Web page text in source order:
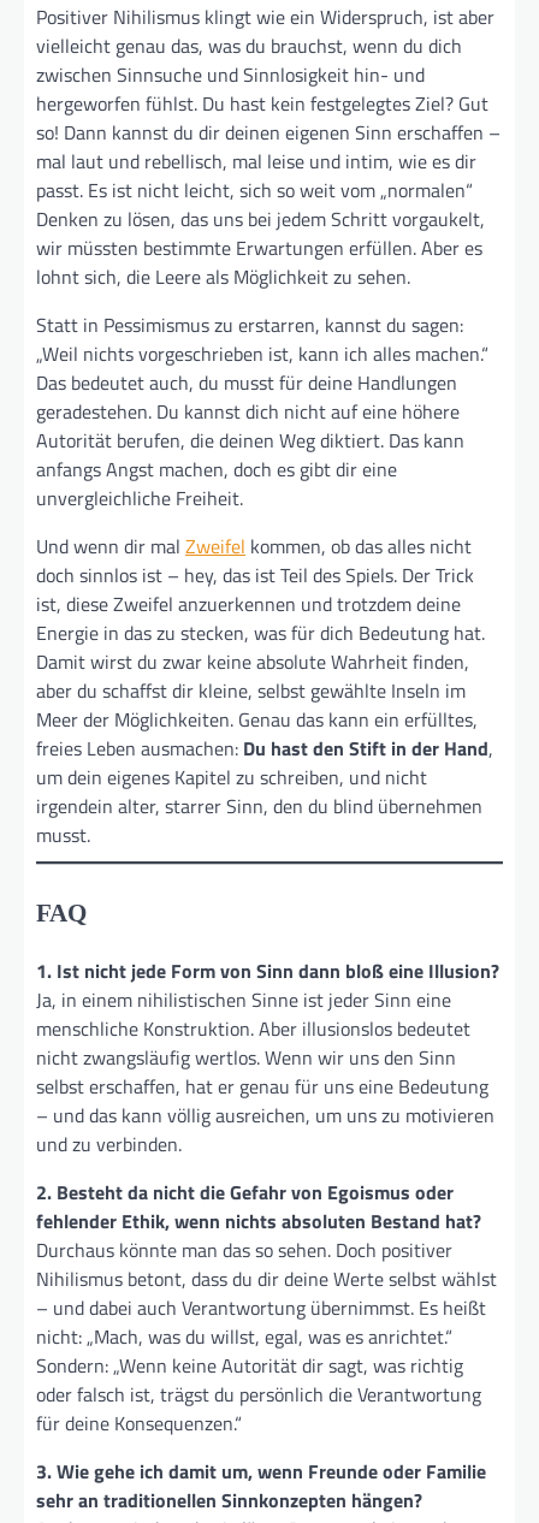
Positiver Nihilismus klingt wie ein Widerspruch, ist aber
vielleicht genau das, was du brauchst, wenn du dich
zwischen Sinnsuche und Sinnlosigkeit hin- und
hergeworfen fühlst. Du hast kein festgelegtes Ziel? Gut
so! Dann kannst du dir deinen eigenen Sinn erschaffen –
mal laut und rebellisch, mal leise und intim, wie es dir
passt. Es ist nicht leicht, sich so weit vom „normalen“
Denken zu lösen, das uns bei jedem Schritt vorgaukelt,
wir müssten bestimmte Erwartungen erfüllen. Aber es
lohnt sich, die Leere als Möglichkeit zu sehen.
Statt in Pessimismus zu erstarren, kannst du sagen:
„Weil nichts vorgeschrieben ist, kann ich alles machen.“
Das bedeutet auch, du musst für deine Handlungen
geradestehen. Du kannst dich nicht auf eine höhere
Autorität berufen, die deinen Weg diktiert. Das kann
anfangs Angst machen, doch es gibt dir eine
unvergleichliche Freiheit.
Und wenn dir mal Zweifel kommen, ob das alles nicht
doch sinnlos ist – hey, das ist Teil des Spiels. Der Trick
ist, diese Zweifel anzuerkennen und trotzdem deine
Energie in das zu stecken, was für dich Bedeutung hat.
Damit wirst du zwar keine absolute Wahrheit finden,
aber du schaffst dir kleine, selbst gewählte Inseln im
Meer der Möglichkeiten. Genau das kann ein erfülltes,
freies Leben ausmachen: Du hast den Stift in der Hand,
um dein eigenes Kapitel zu schreiben, und nicht
irgendein alter, starrer Sinn, den du blind übernehmen
musst.
FAQ
1. Ist nicht jede Form von Sinn dann bloß eine Illusion?
Ja, in einem nihilistischen Sinne ist jeder Sinn eine
menschliche Konstruktion. Aber illusionslos bedeutet
nicht zwangsläufig wertlos. Wenn wir uns den Sinn
selbst erschaffen, hat er genau für uns eine Bedeutung
– und das kann völlig ausreichen, um uns zu motivieren
und zu verbinden.
2. Besteht da nicht die Gefahr von Egoismus oder
fehlender Ethik, wenn nichts absoluten Bestand hat?
Durchaus könnte man das so sehen. Doch positiver
Nihilismus betont, dass du dir deine Werte selbst wählst
– und dabei auch Verantwortung übernimmst. Es heißt
nicht: „Mach, was du willst, egal, was es anrichtet.“
Sondern: „Wenn keine Autorität dir sagt, was richtig
oder falsch ist, trägst du persönlich die Verantwortung
für deine Konsequenzen.“
3. Wie gehe ich damit um, wenn Freunde oder Familie
sehr an traditionellen Sinnkonzepten hängen?